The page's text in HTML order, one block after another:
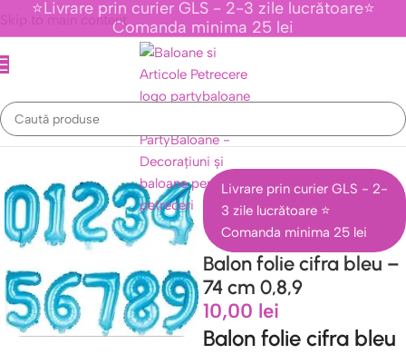
Skip to main content
⭐Livrare prin curier GLS - 2-3 zile lucrătoare⭐
Comanda minima 25 lei
Generice Cifre, Litere, Inimi, Stele & Orbz/Baloane Folie Cifre
Livrare prin curier GLS - 2-
3 zile lucrătoare ⭐
Comanda minima 25 lei
Balon folie cifra bleu –
74 cm 0,8,9
10,00 lei
Balon folie cifra bleu